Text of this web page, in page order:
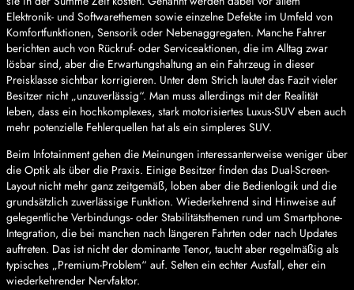
Elektronik- und Softwarethemen sowie einzelne Defekte im Umfeld von
Komfortfunktionen, Sensorik oder Nebenaggregaten. Manche Fahrer
berichten auch von Rückruf- oder Serviceaktionen, die im Alltag zwar
lösbar sind, aber die Erwartungshaltung an ein Fahrzeug in dieser
Preisklasse sichtbar korrigieren. Unter dem Strich lautet das Fazit vieler
Besitzer nicht „unzuverlässig“. Man muss allerdings mit der Realität
leben, dass ein hochkomplexes, stark motorisiertes Luxus-SUV eben auch
mehr potenzielle Fehlerquellen hat als ein simpleres SUV.
Beim Infotainment gehen die Meinungen interessanterweise weniger über
die Optik als über die Praxis. Einige Besitzer finden das Dual-Screen-
Layout nicht mehr ganz zeitgemäß, loben aber die Bedienlogik und die
grundsätzlich zuverlässige Funktion. Wiederkehrend sind Hinweise auf
gelegentliche Verbindungs- oder Stabilitätsthemen rund um Smartphone-
Integration, die bei manchen nach längeren Fahrten oder nach Updates
auftreten. Das ist nicht der dominante Tenor, taucht aber regelmäßig als
typisches „Premium-Problem“ auf. Selten ein echter Ausfall, eher ein
wiederkehrender Nervfaktor.